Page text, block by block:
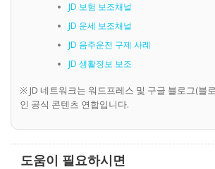
JD 보험 보조채널
JD 운세 보조채널
JD 음주운전 구제 사례
JD 생활정보 보조
※ JD 네트워크는 워드프레스 및 구글 블로그(블
인 공식 콘텐츠 연합입니다.
도움이 필요하시면